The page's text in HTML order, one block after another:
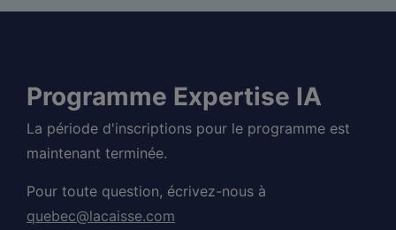
Programme Expertise IA
La période d'inscriptions pour le programme est
maintenant terminée.
Pour toute question, écrivez-nous à
quebec@lacaisse.com